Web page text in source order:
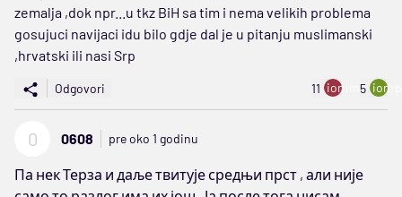
zemalja ,dok npr...u tkz BiH sa tim i nema velikih problema
gosujuci navijaci idu bilo gdje dal je u pitanju muslimanski
,hrvatski ili nasi Srp
Odgovori 11 ion:minus
5
0 0608 pre oko 1 godinu
Па нек Терза и даље твитује средњи прст , али није